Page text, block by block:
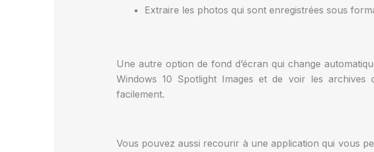
Extraire les photos qui sont enregistrées sous
Une autre option de fond d’écran qui change
Windows 10 Spotlight Images et de voir les archives
facilement.
Vous pouvez aussi recourir à une application qui vous